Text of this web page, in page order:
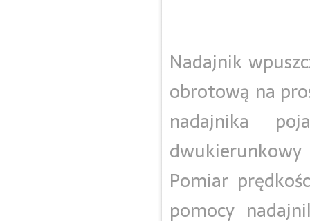
Nadajnik
obrotową na
nadajnika
Pomiar
pomocy